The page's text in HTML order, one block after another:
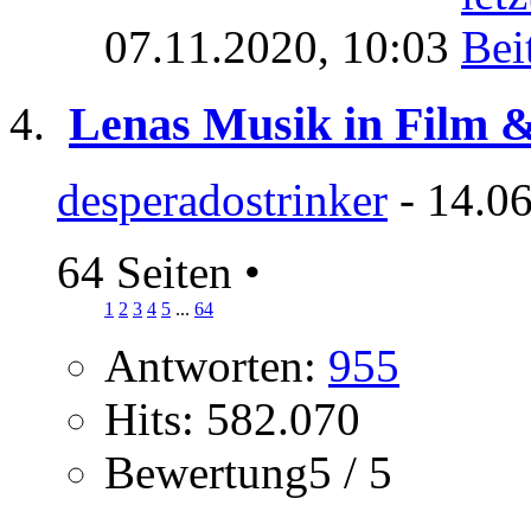
07.11.2020, 10:03
Lenas Musik in Film
desperadostrinker -
64 Seiten •
1 2 3 4 5 ... 64
Antworten: 955
Hits: 582.070
Bewertung5 / 5